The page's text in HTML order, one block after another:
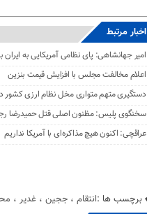
اخبار مرتبط
امیر جهانشاهی: پای نظامی آمریکایی به
اعلام مخالفت مجلس با افزایش قیمت بنزین
دستگیری متهم متواری مخل نظام ارزی کشور
سخنگوی پلیس: مظنون اصلی قتل حمیدرضا
عراقچی: اکنون هیچ مذاکره‌ای با آمریکا نداریم
برچسب ها :انتقام ،ججین ، غدیر ،